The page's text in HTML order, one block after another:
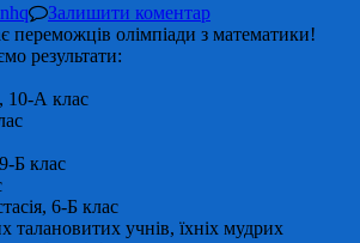
Залишити коментар
переможців олімпіади з математики!
результати:
10-А клас
Б клас
6-Б клас
учнів, їхніх мудрих